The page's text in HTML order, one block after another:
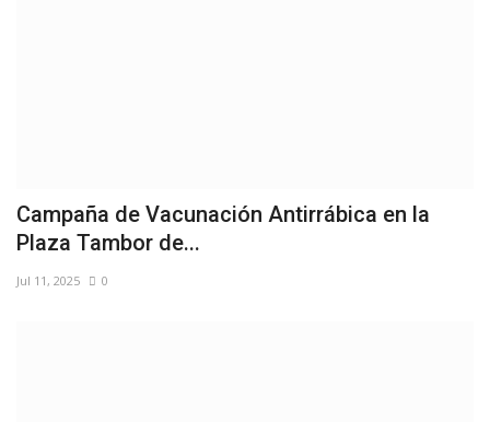
Campaña de Vacunación Antirrábica en la
Plaza Tambor de...
Jul 11, 2025 0